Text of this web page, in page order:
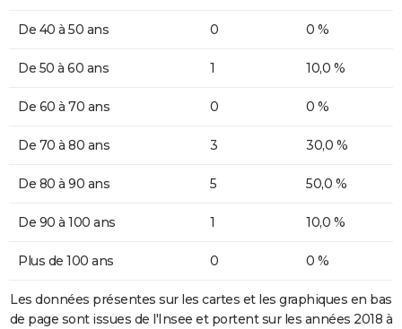
De 40 à 50 ans 0 0 %
De 50 à 60 ans 1 10,0 %
De 60 à 70 ans 0 0 %
De 70 à 80 ans 3 30,0 %
De 80 à 90 ans 5 50,0 %
De 90 à 100 ans 1 10,0 %
Plus de 100 ans 0 0 %
Les données présentes sur les cartes et les graphiques en bas
de page sont issues de l'Insee et portent sur les années 2018 à